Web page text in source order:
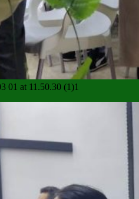
01 at 11.50.30 (1)1